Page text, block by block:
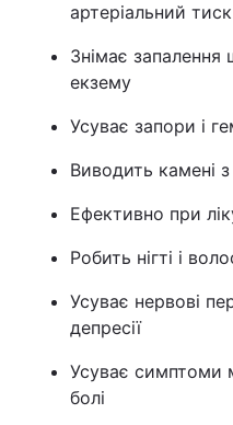
артеріальний тиск
Знімає запалення
екзему
Усуває запори і
Виводить камені
Ефективно при
Робить нігті і
Усуває нервові
депресії
Усуває симптоми
болі